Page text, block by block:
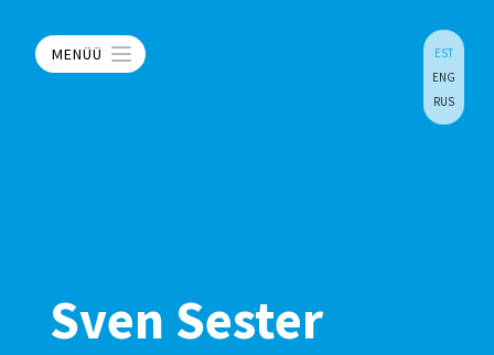
MENÜÜ
EST
ENG
RUS
Sven Sester